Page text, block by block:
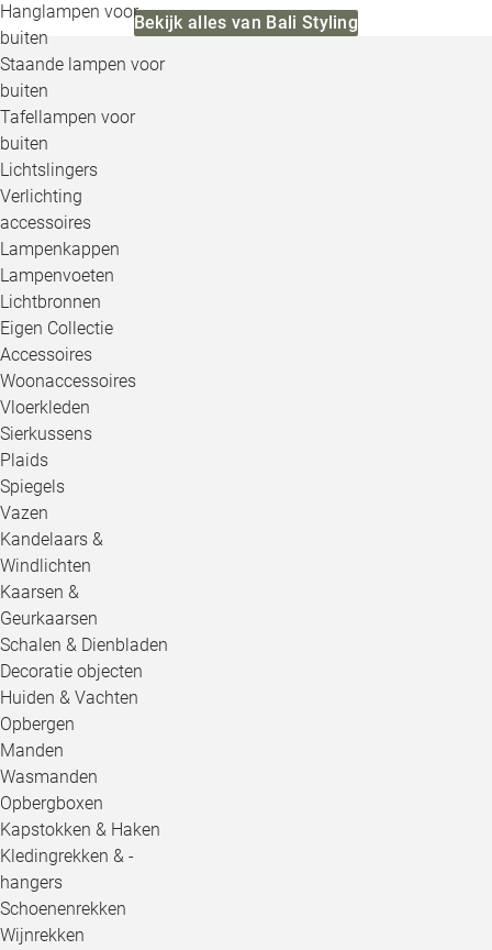
Hanglampen voor
buiten
Staande lampen voor
buiten
Tafellampen voor
buiten
Lichtslingers
Verlichting
accessoires
Lampenkappen
Lampenvoeten
Lichtbronnen
Eigen Collectie
Accessoires
Woonaccessoires
Vloerkleden
Sierkussens
Plaids
Spiegels
Vazen
Kandelaars &
Windlichten
Kaarsen &
Geurkaarsen
Schalen & Dienbladen
Decoratie objecten
Huiden & Vachten
Opbergen
Manden
Wasmanden
Opbergboxen
Kapstokken & Haken
Kledingrekken & -
hangers
Schoenenrekken
Wijnrekken
Bekijk alles van Bali Styling